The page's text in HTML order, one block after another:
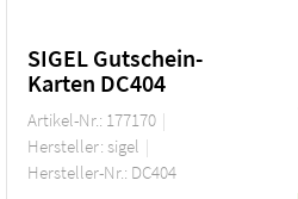
SIGEL Gutschein-
Karten DC404
Artikel-Nr.: 177170
Hersteller: sigel
Hersteller-Nr.: DC404